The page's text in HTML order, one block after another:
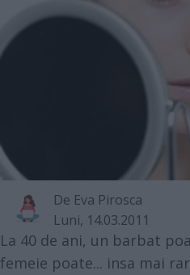
De Eva Pirosca
Luni, 14.03.2011
La 40 de ani, un barbat
femeie poate... insa mai